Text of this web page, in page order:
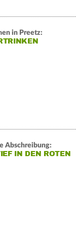
in Preetz:
Abschreibung:
IN DEN ROTEN